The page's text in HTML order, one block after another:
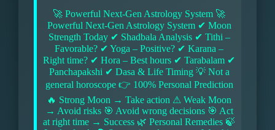
🚀 Powerful Next-Gen Astrology System 🚀
Powerful Next-Gen Astrology System ✔ Moon
Strength Today ✔ Shadbala Analysis ✔ Tithi –
Favorable? ✔ Yoga – Positive? ✔ Karana –
Right time? ✔ Hora – Best hours ✔ Tarabalam ✔
Panchapakshi ✔ Dasa & Life Timing 💡 Not a
general horoscope 👉 100% Personal Prediction
🔥 Strong Moon → Take action ⚠ Weak Moon
→ Avoid risks 🎯 Avoid wrong decisions 🎯 Act
at right time → Success 🌿 Personal Remedies 🍃